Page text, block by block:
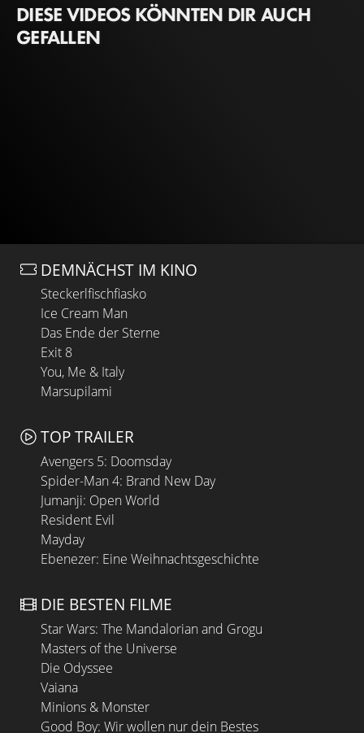
DIESE VIDEOS KÖNNTEN DIR AUCH
GEFALLEN
DEMNÄCHST IM KINO
Steckerlfischfiasko
Ice Cream Man
Das Ende der Sterne
Exit 8
You, Me & Italy
Marsupilami
TOP TRAILER
Avengers 5: Doomsday
Spider-Man 4: Brand New Day
Jumanji: Open World
Resident Evil
Mayday
Ebenezer: Eine Weihnachtsgeschichte
DIE BESTEN FILME
Star Wars: The Mandalorian and Grogu
Masters of the Universe
Die Odyssee
Vaiana
Minions & Monster
Good Boy: Wir wollen nur dein Bestes